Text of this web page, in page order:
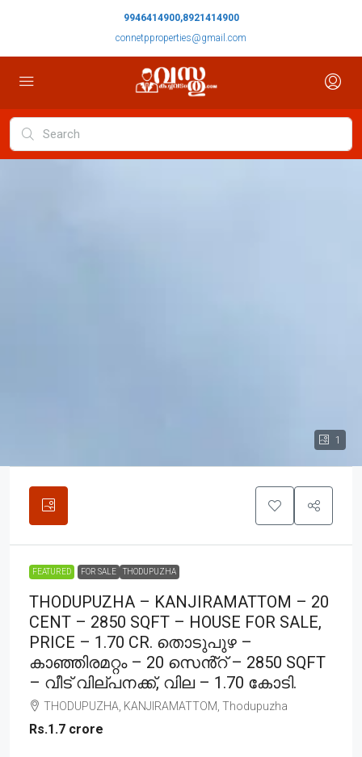
9946414900,8921414900
connetpproperties@gmail.com
1
FEATURED FOR SALE THODUPUZHA
THODUPUZHA – KANJIRAMATTOM – 20
CENT – 2850 SQFT – HOUSE FOR SALE,
PRICE – 1.70 CR. തൊടുപുഴ –
കാഞ്ഞിരമറ്റം – 20 സെൻ്റ് – 2850 SQFT
– വീട് വില്പനക്ക്, വില – 1.70 കോടി.
THODUPUZHA, KANJIRAMATTOM, Thodupuzha
Rs.1.7 crore